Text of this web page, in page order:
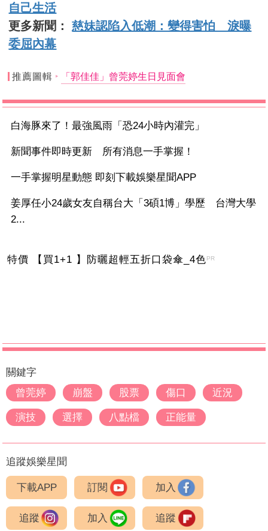
自己生活
更多新聞：慈妹認陷入低潮：變得害怕 淚曝
委屈內幕
推薦圖輯 「郭佳佳」曾莞婷生日見面會
白海豚來了！最強風雨「恐24小時內灌完」
新聞事件即時更新 所有消息一手掌握！
一手掌握明星動態 即刻下載娛樂星聞APP
姜厚任小24歲女友自稱台大「3碩1博」學歷 台灣大學
2...
特價 【買1+1 】防曬超輕五折口袋傘_4色PR
關鍵字
曾莞婷
崩盤 股票 傷口 近況
演技 選擇 八點檔 正能量
追蹤娛樂星聞
下載APP 訂閱 加入
追蹤 加入 追蹤